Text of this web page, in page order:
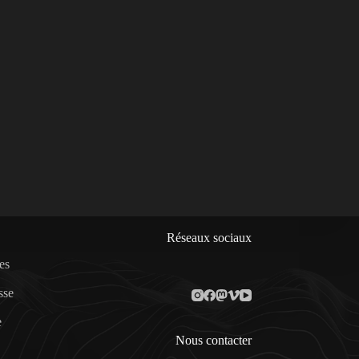
Réseaux sociaux
Nous contacter